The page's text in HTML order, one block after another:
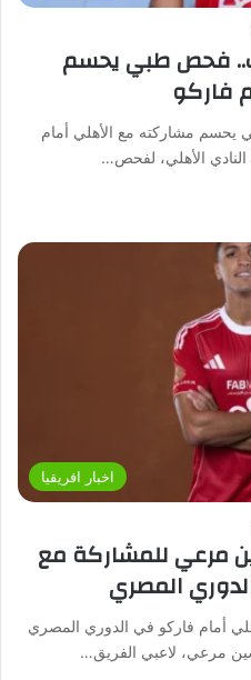
فحص طبي يحسم
فاركو
مشاركته مع الأهلي أمام
الأهلي، لفحص…
اخبار افريقيا
مرعي للمشاركة مع
المصري
أمام فاركو في الدوري المصري
مرعي، لاعبي الفريق…